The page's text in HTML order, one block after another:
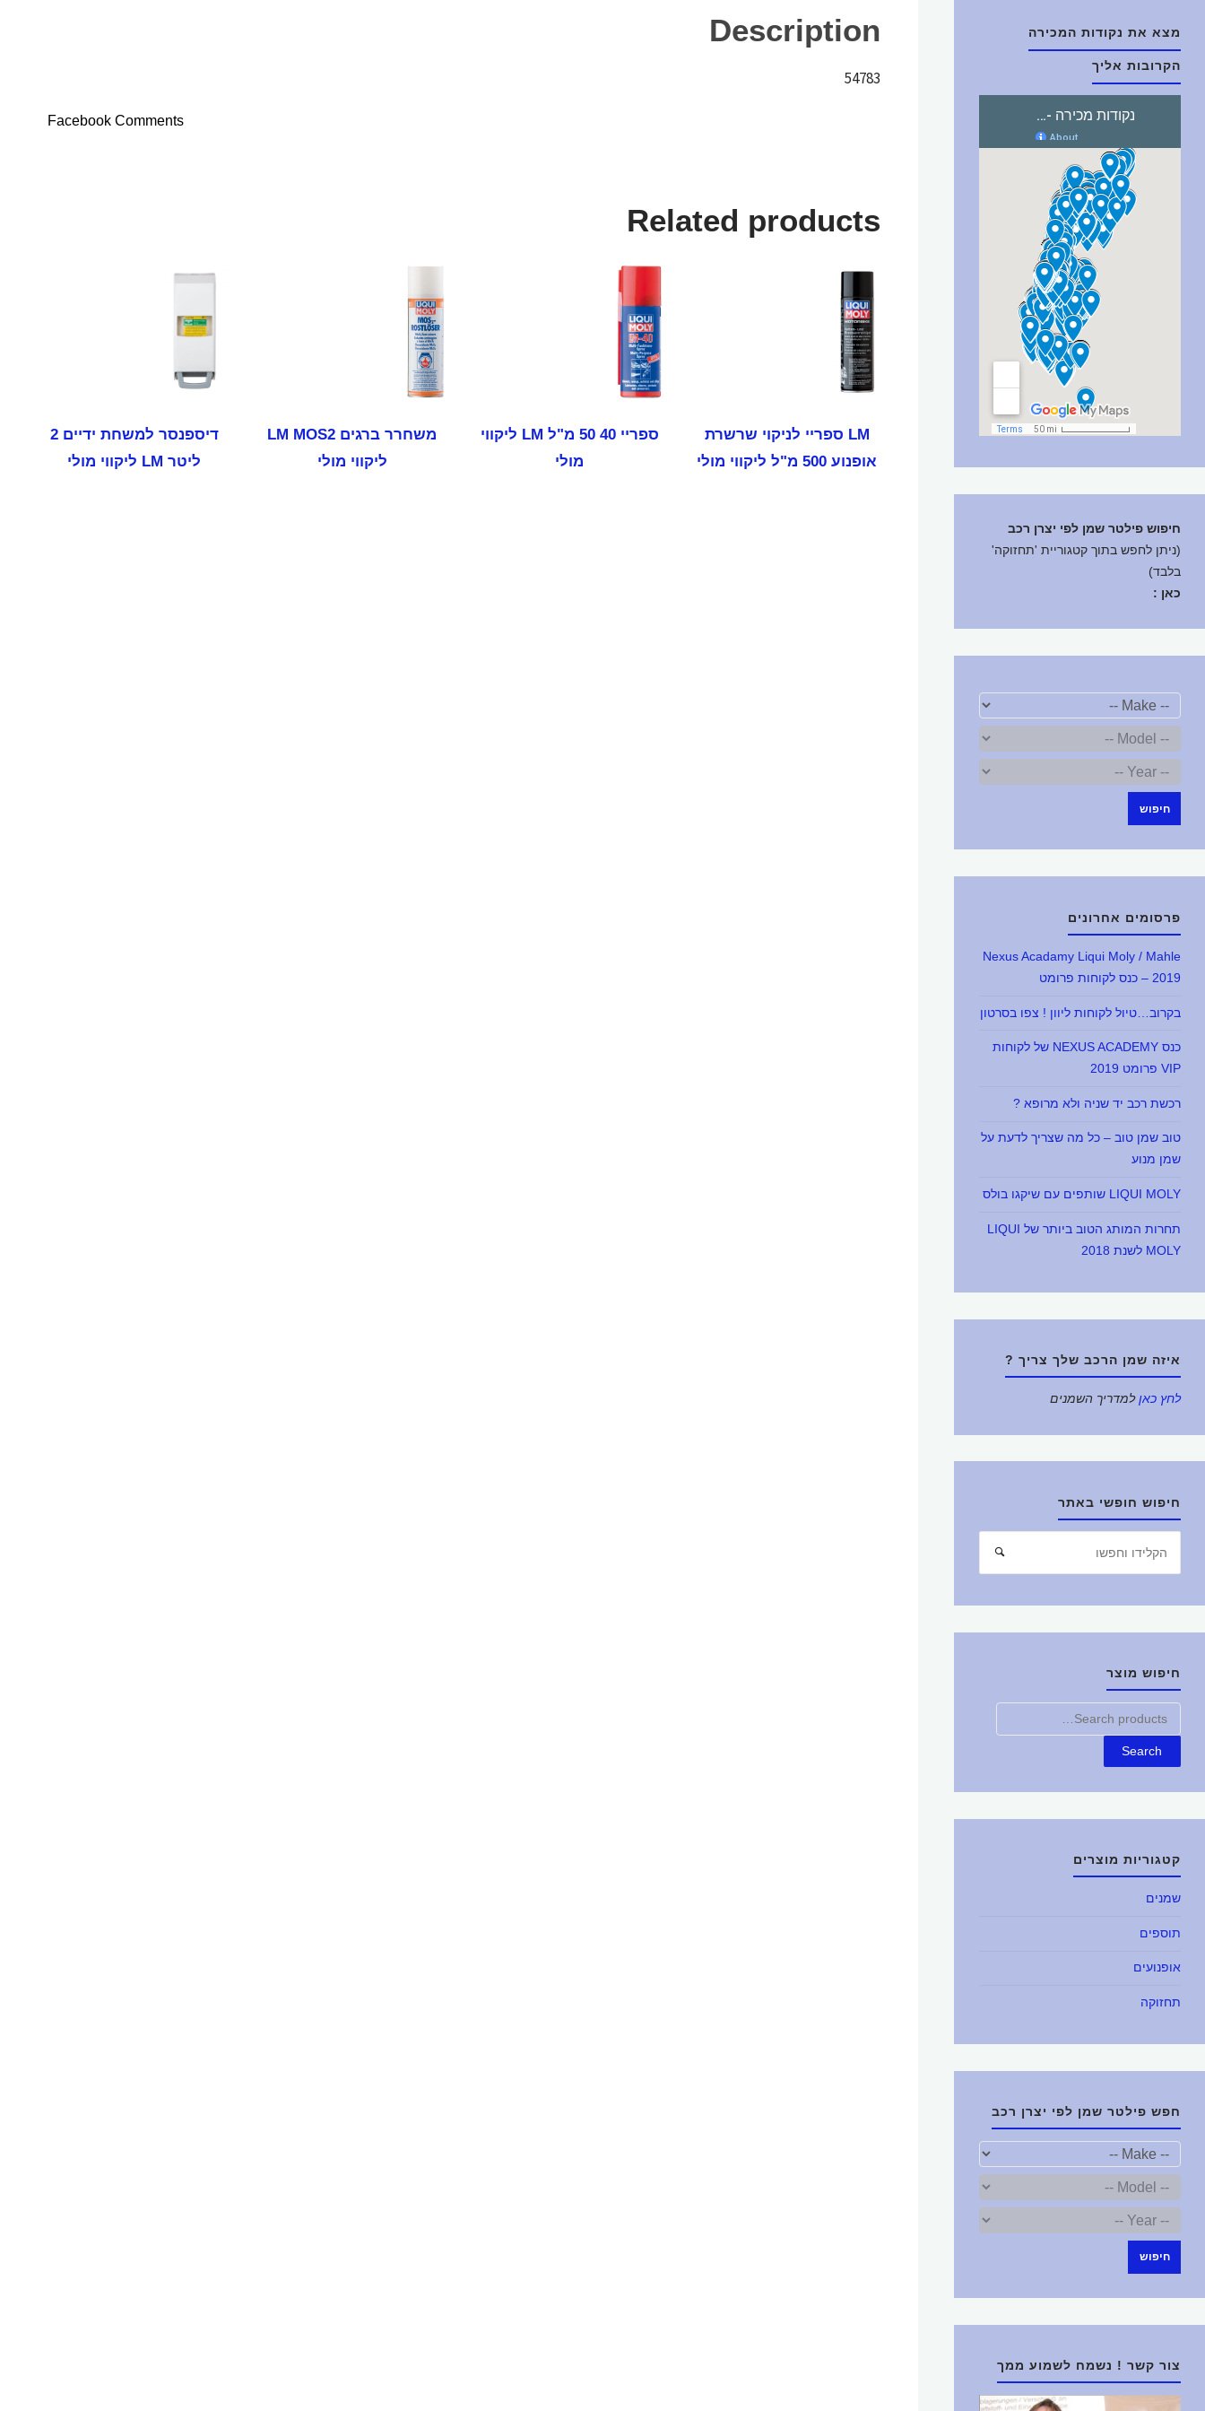
Description
54783
Facebook Comments
Related products
LM ספריי לניקוי שרשרת
אופנוע 500 מ"ל ליקווי מולי
‏‏ספריי 40 50 מ"ל LM ליקווי
מולי
משחרר ברגים LM MOS2
ליקווי מולי
דיספנסר למשחת ידיים 2
ליטר LM ליקווי מולי
מצא את נקודות המכירה
הקרובות אליך
חיפוש פילטר שמן לפי יצרן רכב
(ניתן לחפש בתוך קטגוריית 'תחזוקה'
בלבד)
כאן :
חיפוש
פרסומים אחרונים
Nexus Acadamy Liqui Moly / Mahle
2019 – כנס לקוחות פרומט
בקרוב…טיול לקוחות ליוון ! צפו בסרטון
כנס NEXUS ACADEMY של לקוחות
VIP פרומט 2019
רכשת רכב יד שניה ולא מרופא ?
טוב שמן טוב – כל מה שצריך לדעת על
שמן מנוע
LIQUI MOLY שותפים עם שיקגו בולס
תחרות המותג הטוב ביותר של LIQUI
MOLY לשנת 2018
איזה שמן הרכב שלך צריך ?
לחץ כאן למדריך השמנים
חיפוש חופשי באתר
חיפוש
חיפוש מוצר
את:
Search
קטגוריות מוצרים
שמנים
תוספים
אופנועים
תחזוקה
חפש פילטר שמן לפי יצרן רכב
חיפוש
צור קשר ! נשמח לשמוע ממך